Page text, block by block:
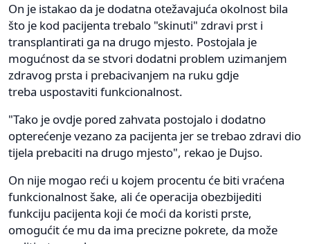
On je istakao da je dodatna otežavajuća okolnost bila
što je kod pacijenta trebalo "skinuti" zdravi prst i
transplantirati ga na drugo mjesto. Postojala je
mogućnost da se stvori dodatni problem uzimanjem
zdravog prsta i prebacivanjem na ruku gdje
treba uspostaviti funkcionalnost.
"Tako je ovdje pored zahvata postojalo i dodatno
opterećenje vezano za pacijenta jer se trebao zdravi dio
tijela prebaciti na drugo mjesto", rekao je Dujso.
On nije mogao reći u kojem procentu će biti vraćena
funkcionalnost šake, ali će operacija obezbijediti
funkciju pacijenta koji će moći da koristi prste,
omogućit će mu da ima precizne pokrete, da može